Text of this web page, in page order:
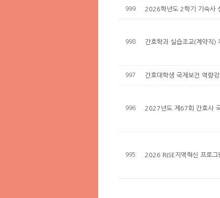
999 2026학년도 2학기 기숙사
998 간호학과 실습조교(계약직)
997 간호대학생 국제보건 역량
996 2027년도 제67회 간호사
995 2026 RISE지역혁신 프로